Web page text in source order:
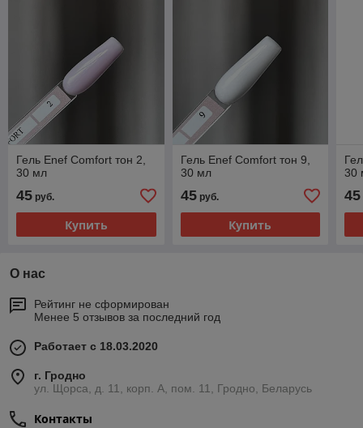
Гель Enef Comfort тон 2,
30 мл
45 руб.
Купить
Гель Enef Comfort тон 9,
30 мл
45руб.
Купить
30
45
О нас
Рейтинг не сформирован
Менее 5 отзывов за последний год
Работает с 18.03.2020
г. Гродно
ул. Щорса, д. 11, корп. А, пом. 11, Гродно, Беларусь
Контакты